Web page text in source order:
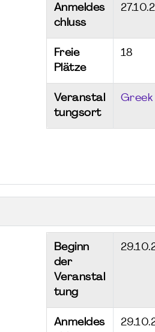
Anmeldes
chluss
Freie
Plätze
18
Veranstal
tungsort
Greek
Beginn
der
Veranstal
tung
Anmeldes